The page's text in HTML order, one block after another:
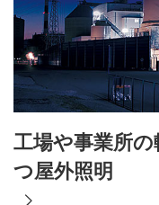
工場や事業所
つ屋外照明